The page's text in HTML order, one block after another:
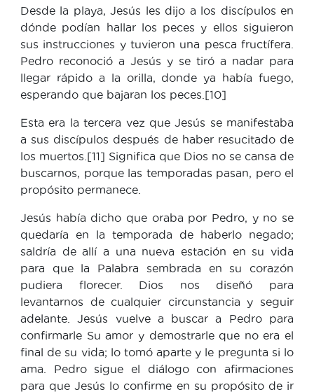
Desde la playa, Jesús les dijo a los discípulos en
dónde podían hallar los peces y ellos siguieron
sus instrucciones y tuvieron una pesca fructífera.
Pedro reconoció a Jesús y se tiró a nadar para
llegar rápido a la orilla, donde ya había fuego,
esperando que bajaran los peces.[10]
Esta era la tercera vez que Jesús se manifestaba
a sus discípulos después de haber resucitado de
los muertos.[11] Significa que Dios no se cansa de
buscarnos, porque las temporadas pasan, pero el
propósito permanece.
Jesús había dicho que oraba por Pedro, y no se
quedaría en la temporada de haberlo negado;
saldría de allí a una nueva estación en su vida
para que la Palabra sembrada en su corazón
pudiera florecer. Dios nos diseñó para
levantarnos de cualquier circunstancia y seguir
adelante. Jesús vuelve a buscar a Pedro para
confirmarle Su amor y demostrarle que no era el
final de su vida; lo tomó aparte y le pregunta si lo
ama. Pedro sigue el diálogo con afirmaciones
para que Jesús lo confirme en su propósito de ir